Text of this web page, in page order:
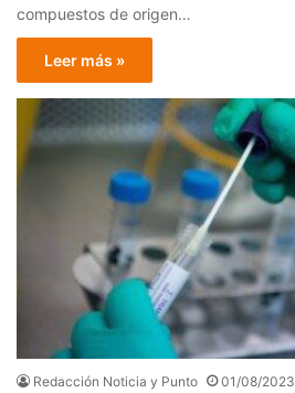
compuestos de origen…
Leer más »
Redacción Noticia y Punto 01/08/2023